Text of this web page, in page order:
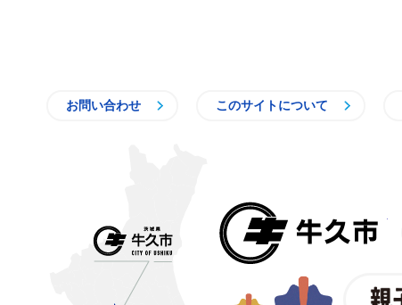
お問い合わせ このサイトについて